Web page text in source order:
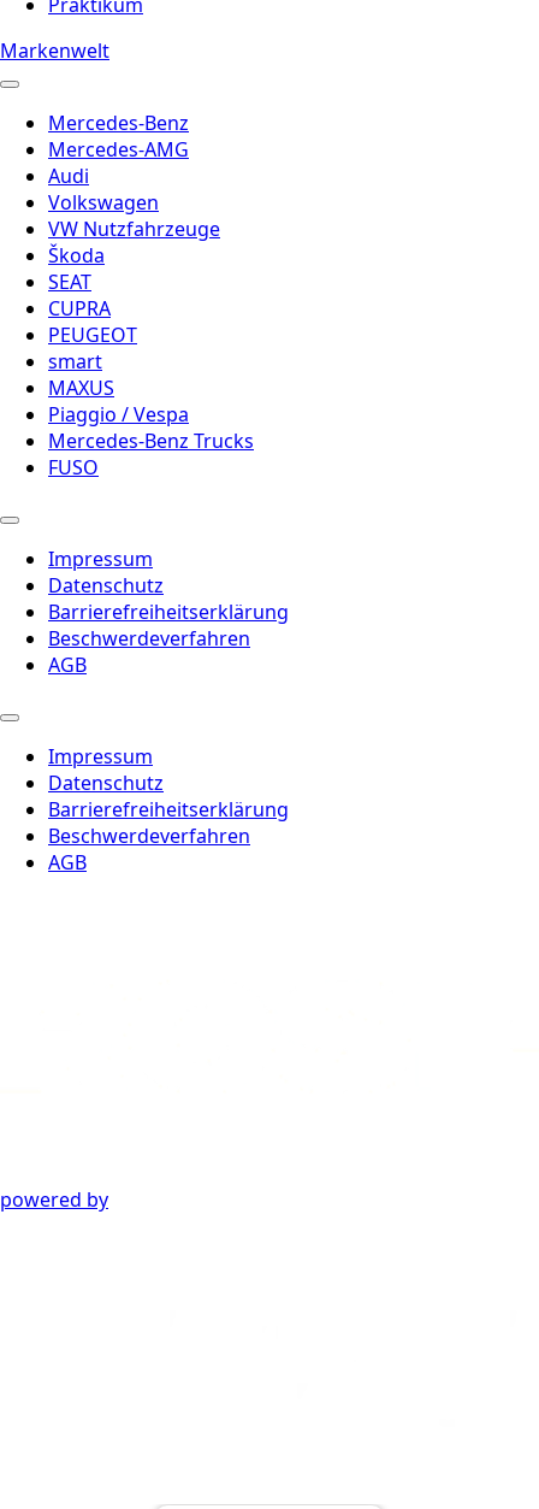
Markenwelt
Mercedes-Benz
Mercedes-AMG
Audi
Volkswagen
VW Nutzfahrzeuge
Škoda
SEAT
CUPRA
PEUGEOT
smart
MAXUS
Piaggio / Vespa
Mercedes-Benz Trucks
FUSO
Impressum
Datenschutz
Barrierefreiheitserklärung
Beschwerdeverfahren
AGB
Impressum
Datenschutz
Barrierefreiheitserklärung
Beschwerdeverfahren
AGB
powered by